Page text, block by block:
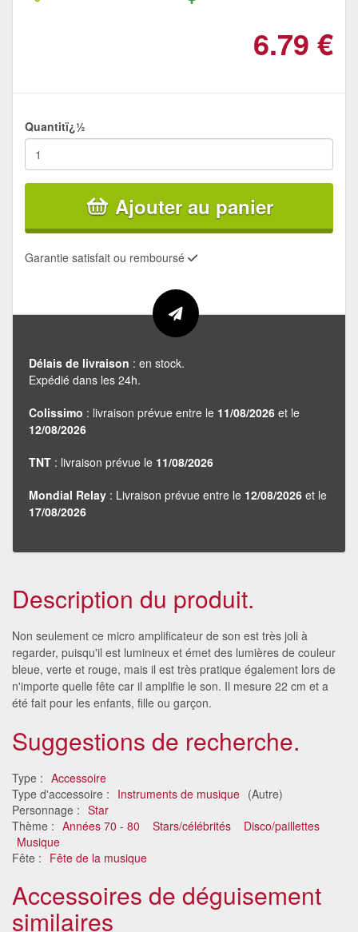
6.79 €
Quantitï¿½
Ajouter au panier
Garantie satisfait ou remboursé
Délais de livraison : en stock.
Expédié dans les 24h.
Colissimo : livraison prévue entre le 11/08/2026 et le
12/08/2026
TNT : livraison prévue le 11/08/2026
Mondial Relay : Livraison prévue entre le 12/08/2026 et le
17/08/2026
Description du produit.
Non seulement ce micro amplificateur de son est très joli à
regarder, puisqu'il est lumineux et émet des lumières de couleur
bleue, verte et rouge, mais il est très pratique également lors de
n'importe quelle fête car il amplifie le son. Il mesure 22 cm et a
été fait pour les enfants, fille ou garçon.
Suggestions de recherche.
Type : Accessoire
Type d'accessoire : Instruments de musique (Autre)
Personnage : Star
Thème : Années 70 - 80 Stars/célébrités
Disco/paillettes
Musique
Fête : Fête de la musique
Accessoires de déguisement
similaires